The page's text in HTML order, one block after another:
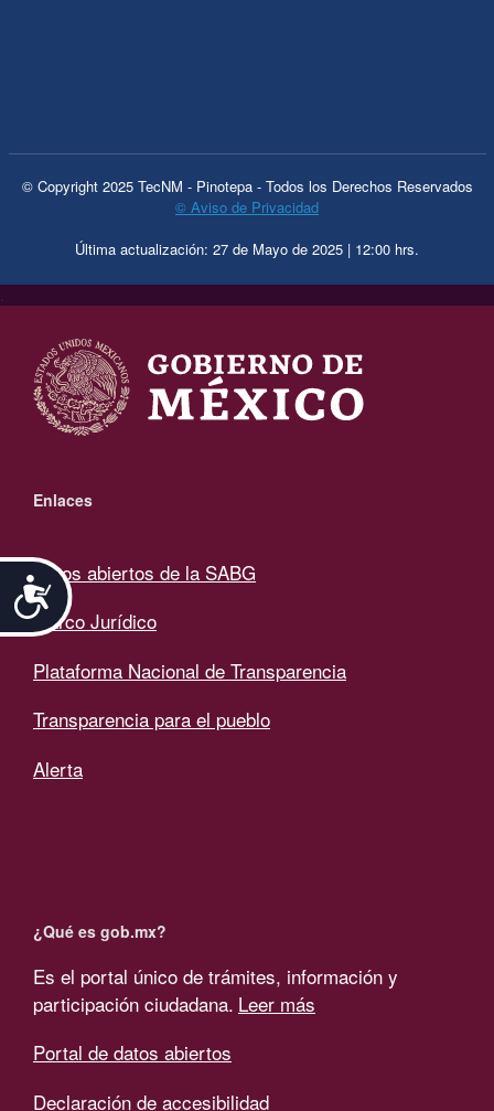
Accesibilidad
© Copyright 2025 TecNM - Pinotepa - Todos los Derechos Reservados
© Aviso de Privacidad
Última actualización: 27 de Mayo de 2025 | 12:00 hrs.
Enlaces
Datos abiertos de la SABG
Marco Jurídico
Plataforma Nacional de Transparencia
Transparencia para el pueblo
Alerta
¿Qué es gob.mx?
Es el portal único de trámites, información y
participación ciudadana. Leer más
Portal de datos abiertos
Declaración de accesibilidad